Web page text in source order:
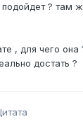
? там
, для чего
достать ?